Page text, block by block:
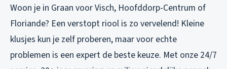
Woon je in Graan voor Visch, Hoofddorp-Centrum of
Floriande? Een verstopt riool is zo vervelend! Kleine
klusjes kun je zelf proberen, maar voor echte
problemen is een expert de beste keuze. Met onze 24/7